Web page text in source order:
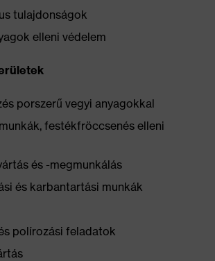
tulajdonságok
elleni védelem
porszerű vegyi anyagokkal
festékfröccsenés elleni
és -megmunkálás
és karbantartási munkák
polírozási feladatok